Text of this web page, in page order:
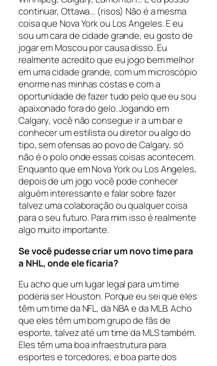
continuar, Ottawa… (risos) Não é a mesma
coisa que Nova York ou Los Angeles. E eu
sou um cara de cidade grande, eu gosto de
jogar em Moscou por causa disso. Eu
realmente acredito que eu jogo bem melhor
em uma cidade grande, com um microscópio
enorme nas minhas costas e com a
oportunidade de fazer tudo pelo que eu sou
apaixonado fora do gelo. Jogando em
Calgary, você não consegue ir a um bar e
conhecer um estilista ou diretor ou algo do
tipo, sem ofensas ao povo de Calgary, só
não é o polo onde essas coisas acontecem.
Enquanto que em Nova York ou Los Angeles,
depois de um jogo você pode conhecer
alguém interessante e falar sobre fazer
talvez uma colaboração ou qualquer coisa
para o seu futuro. Para mim isso é realmente
algo muito importante.
Se você pudesse criar um novo time para
a NHL, onde ele ficaria?
Eu acho que um lugar legal para um time
poderia ser Houston. Porque eu sei que eles
têm um time da NFL, da NBA e da MLB. Acho
que eles têm um bom grupo de fãs de
esporte, talvez até um time da MLS também.
Eles têm uma boa infraestrutura para
esportes e torcedores, e boa parte dos